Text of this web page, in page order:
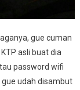
gue cuman
asli buat dia
password wifi
udah disambut